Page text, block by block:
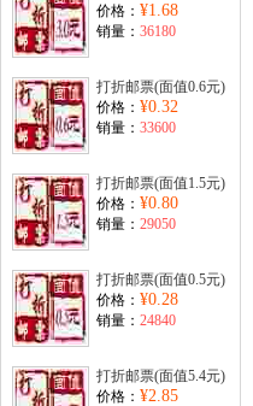
价格： ¥1.68
销量： 36180
打折邮票(面值0.6元)
价格： ¥0.32
销量： 33600
打折邮票(面值1.5元)
价格： ¥0.80
销量： 29050
打折邮票(面值0.5元)
价格： ¥0.28
销量： 24840
打折邮票(面值5.4元)
价格： ¥2.85